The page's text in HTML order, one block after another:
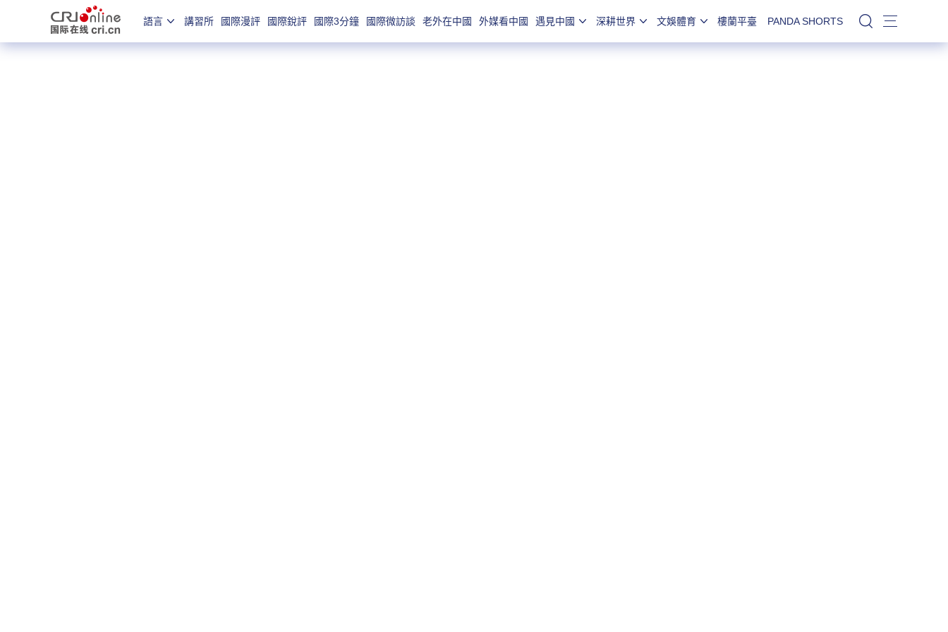
語言 講習所 國際漫評 國際銳評 國際3分鐘 國際微訪談 老外在中國 外媒看中國 遇見中國 深耕世界 文娛體育 樓蘭平臺 PANDA SHORTS 站內搜索